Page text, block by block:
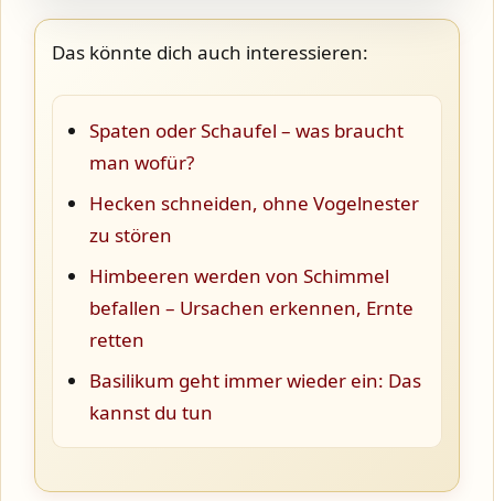
Das könnte dich auch interessieren:
Spaten oder Schaufel – was braucht
man wofür?
Hecken schneiden, ohne Vogelnester
zu stören
Himbeeren werden von Schimmel
befallen – Ursachen erkennen, Ernte
retten
Basilikum geht immer wieder ein: Das
kannst du tun